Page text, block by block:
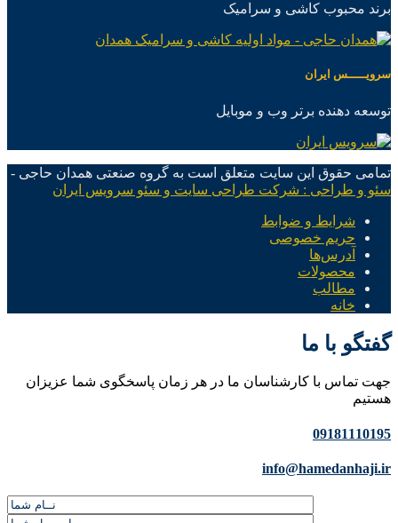
برند محبوب کاشی و سرامیک
سرویـــــس ایران
توسعه دهنده برتر وب و موبایل
تمامی حقوق این سایت متعلق است به گروه صنعتی همدان حاجی -
سئو و طراحی : شرکت طراحی سایت و سئو سرویس ایران
شرایط و ضوابط
حریم خصوصی
آدرس‌ها
محصولات
مطالب
خانه
گفتگو با ما
جهت تماس با کارشناسان ما در هر زمان پاسخگوی شما عزیزان
هستیم
09181110195
info@hamedanhaji.ir